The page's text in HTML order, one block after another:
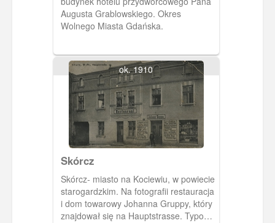
Augusta Grablowskiego. Okres
Wolnego Miasta Gdańska.
ok. 1910
Skórcz
Skórcz- miasto na Kociewiu, w powiecie
starogardzkim. Na fotografii restauracja
i dom towarowy Johanna Gruppy, który
znajdował się na Hauptstrasse. Typowa